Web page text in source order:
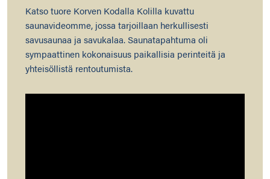
Katso tuore Korven Kodalla Kolilla kuvattu
saunavideomme, jossa tarjoillaan herkullisesti
savusaunaa ja savukalaa. Saunatapahtuma oli
sympaattinen kokonaisuus paikallisia perinteitä ja
yhteisöllistä rentoutumista.